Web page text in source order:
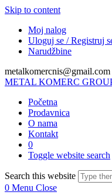
Skip to content
Moj nalog
Uloguj se / Registruj
Narudžbine
METAL KOMERC
Početna
Prodavnica
O nama
Kontakt
0
Toggle website search
Search this website
0 Menu Close